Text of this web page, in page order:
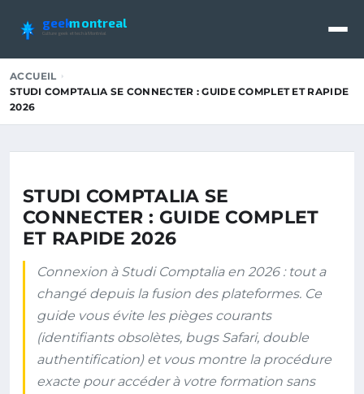
geekmontreal
Culture geek et tech à Montréal
ACCUEIL
STUDI COMPTALIA SE CONNECTER : GUIDE COMPLET ET RAPIDE
2026
STUDI COMPTALIA SE
CONNECTER : GUIDE COMPLET
ET RAPIDE 2026
Connexion à Studi Comptalia en 2026 : tout a
changé depuis la fusion des plateformes. Ce
guide vous évite les pièges courants
(identifiants obsolètes, bugs Safari, double
authentification) et vous montre la procédure
exacte pour accéder à votre formation sans